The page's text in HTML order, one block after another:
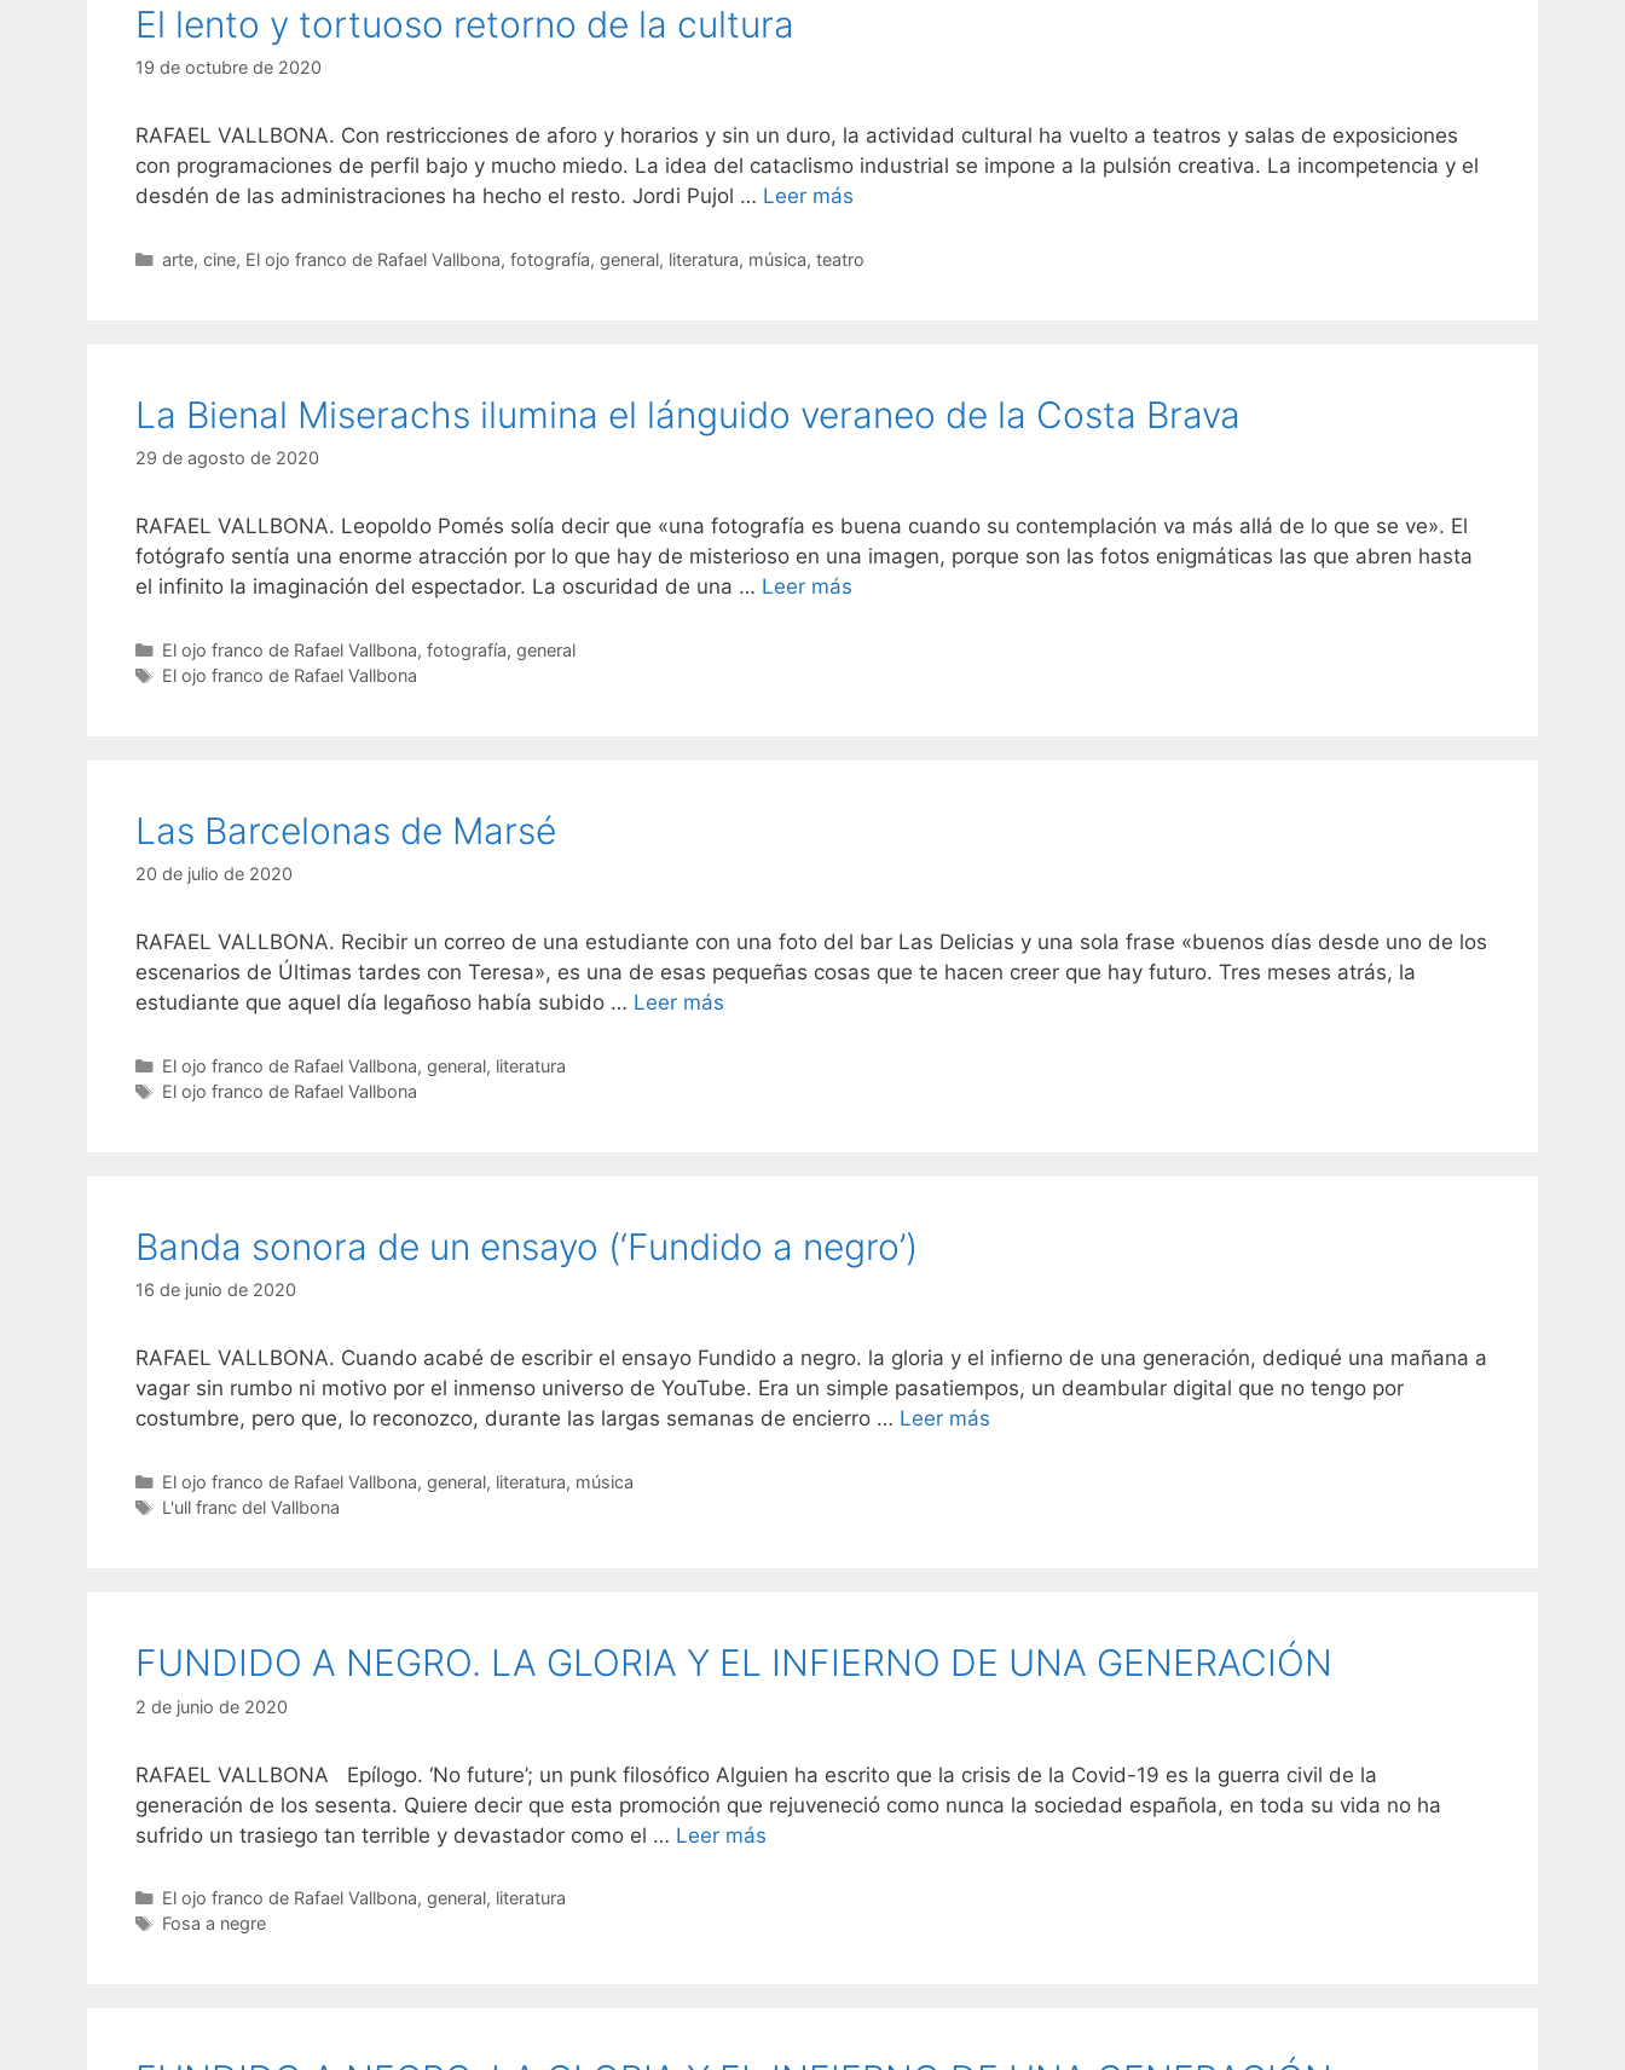
El lento y tortuoso retorno de la cultura
19 de octubre de 2020
RAFAEL VALLBONA. Con restricciones de aforo y horarios y sin un duro, la actividad cultural ha vuelto a teatros y salas de exposiciones
con programaciones de perfil bajo y mucho miedo. La idea del cataclismo industrial se impone a la pulsión creativa. La incompetencia y el
desdén de las administraciones ha hecho el resto. Jordi Pujol … Leer más
Categorías
arte, cine, El ojo franco de Rafael Vallbona, fotografía, general, literatura, música, teatro
La Bienal Miserachs ilumina el lánguido veraneo de la Costa Brava
29 de agosto de 2020
RAFAEL VALLBONA. Leopoldo Pomés solía decir que «una fotografía es buena cuando su contemplación va más allá de lo que se ve». El
fotógrafo sentía una enorme atracción por lo que hay de misterioso en una imagen, porque son las fotos enigmáticas las que abren hasta
el infinito la imaginación del espectador. La oscuridad de una … Leer más
Categorías
El ojo franco de Rafael Vallbona, fotografía, general
Etiquetas
El ojo franco de Rafael Vallbona
Las Barcelonas de Marsé
20 de julio de 2020
RAFAEL VALLBONA. Recibir un correo de una estudiante con una foto del bar Las Delicias y una sola frase «buenos días desde uno de los
escenarios de Últimas tardes con Teresa», es una de esas pequeñas cosas que te hacen creer que hay futuro. Tres meses atrás, la
estudiante que aquel día legañoso había subido … Leer más
Categorías
El ojo franco de Rafael Vallbona, general, literatura
Etiquetas
El ojo franco de Rafael Vallbona
Banda sonora de un ensayo (‘Fundido a negro’)
16 de junio de 2020
RAFAEL VALLBONA. Cuando acabé de escribir el ensayo Fundido a negro. la gloria y el infierno de una generación, dediqué una mañana a
vagar sin rumbo ni motivo por el inmenso universo de YouTube. Era un simple pasatiempos, un deambular digital que no tengo por
costumbre, pero que, lo reconozco, durante las largas semanas de encierro … Leer más
Categorías
El ojo franco de Rafael Vallbona, general, literatura, música
Etiquetas
L'ull franc del Vallbona
FUNDIDO A NEGRO. LA GLORIA Y EL INFIERNO DE UNA GENERACIÓN
2 de junio de 2020
RAFAEL VALLBONA Epílogo. ‘No future’; un punk filosófico Alguien ha escrito que la crisis de la Covid-19 es la guerra civil de la
generación de los sesenta. Quiere decir que esta promoción que rejuveneció como nunca la sociedad española, en toda su vida no ha
sufrido un trasiego tan terrible y devastador como el … Leer más
Categorías
El ojo franco de Rafael Vallbona, general, literatura
Etiquetas
Fosa a negre